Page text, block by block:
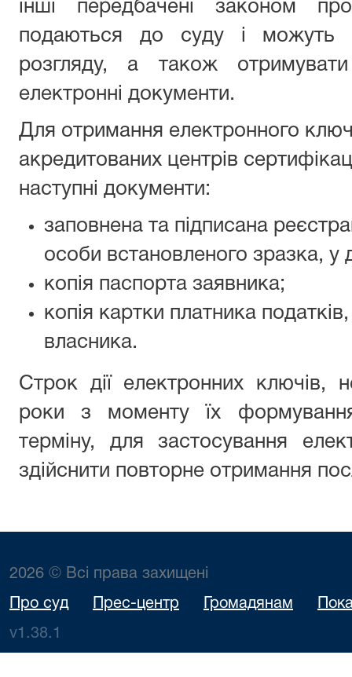
інші передбачені законом
подаються до суду і можуть
розгляду, а також
електронні документи.
Для отримання електронного
акредитованих центрів
наступні документи:
заповнена та підписана
особи встановленого зразка, у
копія паспорта заявника;
копія картки платника
власника.
Строк дії електронних ключів,
роки з моменту їх
терміну, для застосування
здійснити повторне отримання
2026 © Всі права захищені
Про суд Прес-центр Громадянам
v1.38.1